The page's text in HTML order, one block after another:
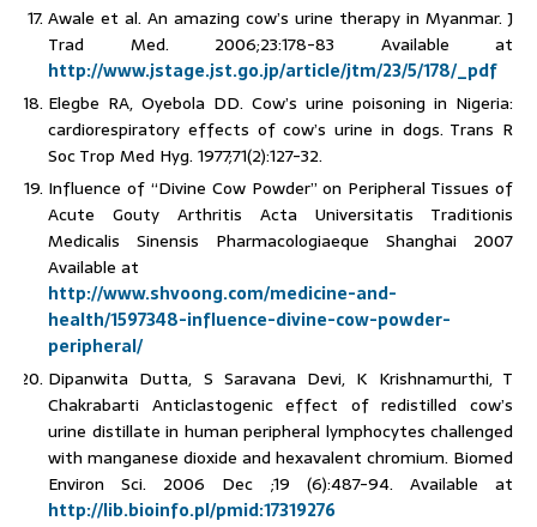
Awale et al. An amazing cow’s urine therapy in Myanmar. J
Trad Med. 2006;23:178-83 Available at
http://www.jstage.jst.go.jp/article/jtm/23/5/178/_pdf
Elegbe RA, Oyebola DD. Cow’s urine poisoning in Nigeria:
cardiorespiratory effects of cow’s urine in dogs. Trans R
Soc Trop Med Hyg. 1977;71(2):127-32.
Influence of “Divine Cow Powder” on Peripheral Tissues of
Acute Gouty Arthritis Acta Universitatis Traditionis
Medicalis Sinensis Pharmacologiaeque Shanghai 2007
Available at
http://www.shvoong.com/medicine-and-
health/1597348-influence-divine-cow-powder-
peripheral/
Dipanwita Dutta, S Saravana Devi, K Krishnamurthi, T
Chakrabarti Anticlastogenic effect of redistilled cow’s
urine distillate in human peripheral lymphocytes challenged
with manganese dioxide and hexavalent chromium. Biomed
Environ Sci. 2006 Dec ;19 (6):487-94. Available at
http://lib.bioinfo.pl/pmid:17319276